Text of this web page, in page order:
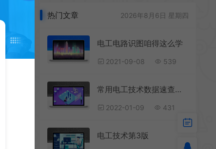
热门文章 2026年8月6日 星期四
电工电路识图咱得这么学
2021-09-08 539
常用电工技术数据速查手册
2022-01-09 431
电工技术第3版